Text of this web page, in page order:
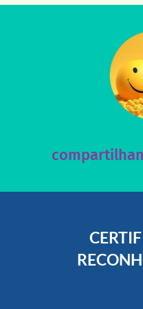
Acesse nossas redes
nossos
acesse